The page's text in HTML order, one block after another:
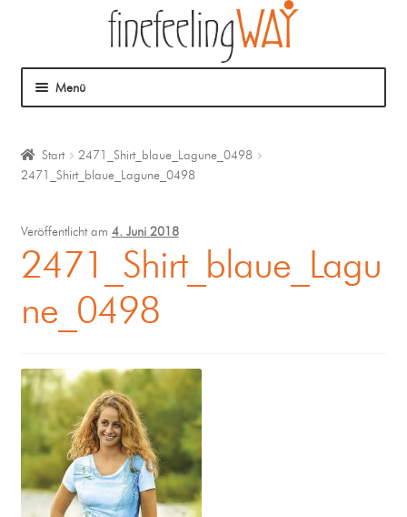
Menü
Mein Angebot
Coaching
Klangmassage
Start
2471_Shirt_blaue_Lagune_0498
2471_Shirt_blaue_Lagune_0498
Veröffentlicht am 4. Juni 2018
2471_Shirt_blaue_Lagu
ne_0498